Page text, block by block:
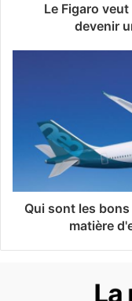
Le Figaro
devenir
Qui sont les
matière